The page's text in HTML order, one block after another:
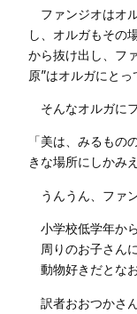
ファンジオはオ
し、オルガもその
から抜け出し、フ
原”はオルガにとっ
そんなオルガに
「美は、みるもの
きな場所にしかみ
うんうん、ファ
小学校低学年か
周りのお子さん
動物好きだとな
訳者おおつかさ